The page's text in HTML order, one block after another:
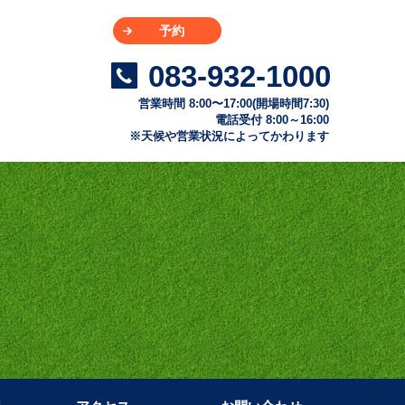
予約
083-932-1000
営業時間 8:00〜17:00(開場時間7:30)
電話受付 8:00～16:00
※天候や営業状況によってかわります